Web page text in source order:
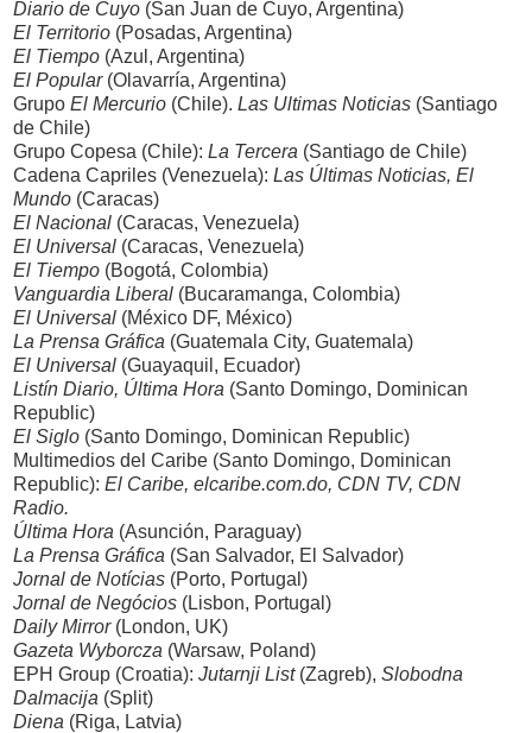
Diario de Cuyo (San Juan de Cuyo, Argentina)
El Territorio (Posadas, Argentina)
El Tiempo (Azul, Argentina)
El Popular(Olavarría, Argentina)
Grupo El Mercurio (Chile). Las Ultimas Noticias (Santiago
de Chile)
Grupo Copesa (Chile): La Tercera (Santiago de Chile)
Cadena Capriles (Venezuela): Las Últimas Noticias, El
Mundo (Caracas)
El Nacional (Caracas, Venezuela)
El Universal (Caracas, Venezuela)
El Tiempo (Bogotá, Colombia)
Vanguardia Liberal (Bucaramanga, Colombia)
El Universal (México DF, México)
La Prensa Gráfica (Guatemala City, Guatemala)
El Universal (Guayaquil, Ecuador)
Listín Diario, Última Hora (Santo Domingo, Dominican
Republic)
El Siglo (Santo Domingo, Dominican Republic)
Multimedios del Caribe (Santo Domingo, Dominican
Republic): El Caribe, elcaribe.com.do, CDN TV, CDN
Radio.
Última Hora (Asunción, Paraguay)
La Prensa Gráfica (San Salvador, El Salvador)
Jornal de Notícias (Porto, Portugal)
Jornal de Negócios (Lisbon, Portugal)
Daily Mirror(London, UK)
Gazeta Wyborcza (Warsaw, Poland)
EPH Group (Croatia): Jutarnji List(Zagreb), Slobodna
Dalmacija (Split)
Diena (Riga, Latvia)